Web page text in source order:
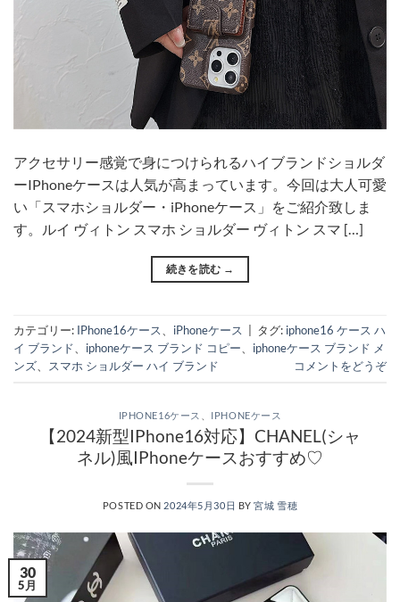
アクセサリー感覚で身につけられるハイブランドショルダ
ーIPhoneケースは人気が高まっています。今回は大人可愛
い「スマホショルダー・iPhoneケース」をご紹介致しま
す。ルイ ヴィトン スマホ ショルダー ヴィトン スマ […]
続きを読む →
カテゴリー: IPhone16ケース、 iPhoneケース タグ: iphone16 ケース ハ
イ ブランド、 iphoneケース ブランド コピー、 iphoneケース ブランド メ
ンズ、 スマホ ショルダー ハイ ブランド コメントをどうぞ
IPHONE16ケース IPHONEケース
【2024新型IPhone16対応】CHANEL(シャ
ネル)風IPhoneケースおすすめ♡
POSTED ON 2024年5月30日 BY宮城 雪穂
30
5月